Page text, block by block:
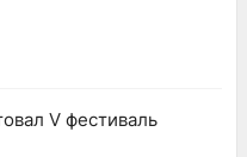
V фестиваль